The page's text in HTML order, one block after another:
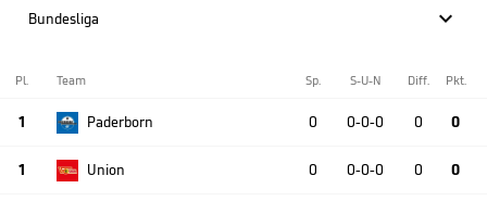
Bundesliga 
Pl. Team Sp. S-U-N Diff. Pkt.
1 Paderborn 0 0-0-0 0 0
1 Union 0 0-0-0 0 0